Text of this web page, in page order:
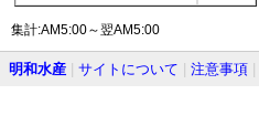
集計:AM5:00～翌AM5:00
明和水産 サイトについて 注意事項